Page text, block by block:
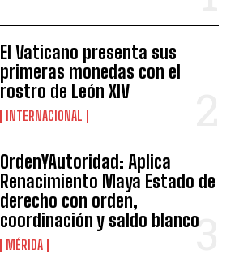
El Vaticano presenta sus
primeras monedas con el
rostro de León XIV
INTERNACIONAL
OrdenYAutoridad: Aplica
Renacimiento Maya Estado de
derecho con orden,
coordinación y saldo blanco
MÉRIDA